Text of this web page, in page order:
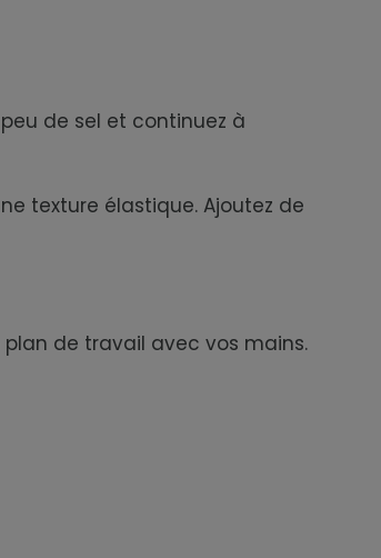
de sel et continuez à
texture élastique. Ajoutez de
de travail avec vos mains.